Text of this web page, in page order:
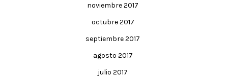
noviembre 2017
octubre 2017
septiembre 2017
agosto 2017
julio 2017